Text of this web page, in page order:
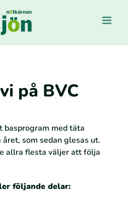
på BVC
basprogram med täta
som sedan glesas ut.
allra flesta väljer att följa
följande delar: